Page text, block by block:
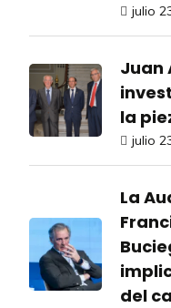
julio
Juan
la
julio
La
del